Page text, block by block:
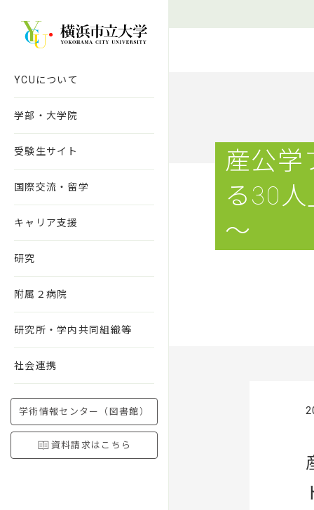
YCUについて
学部・大学院
受験生サイト
国際交流・留学
キャリア支援
研究
附属２病院
研究所・学内共同組織等
社会連携
学術情報センター（図書館）
資料請求はこちら
産公学
る30
～